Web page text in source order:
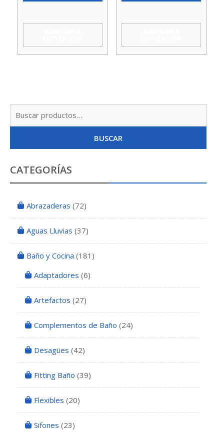
cantidad
BUSCAR
CATEGORÍAS
Abrazaderas (72)
Aguas Lluvias (37)
Baño y Cocina (181)
Adaptadores (6)
Artefactos (27)
Complementos de Baño (24)
Desagües (42)
Fitting Baño (39)
Flexibles (20)
Sifones (23)